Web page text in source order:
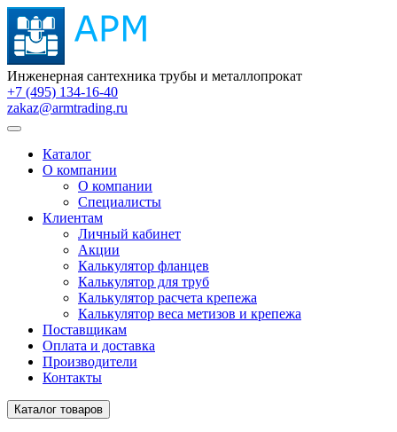
Инженерная сантехника трубы и металлопрокат
+7 (495) 134-16-40
zakaz@armtrading.ru
Каталог
О компании
О компании
Специалисты
Клиентам
Личный кабинет
Акции
Калькулятор фланцев
Калькулятор для труб
Калькулятор расчета крепежа
Калькулятор веса метизов и крепежа
Поставщикам
Оплата и доставка
Производители
Контакты
Каталог товаров